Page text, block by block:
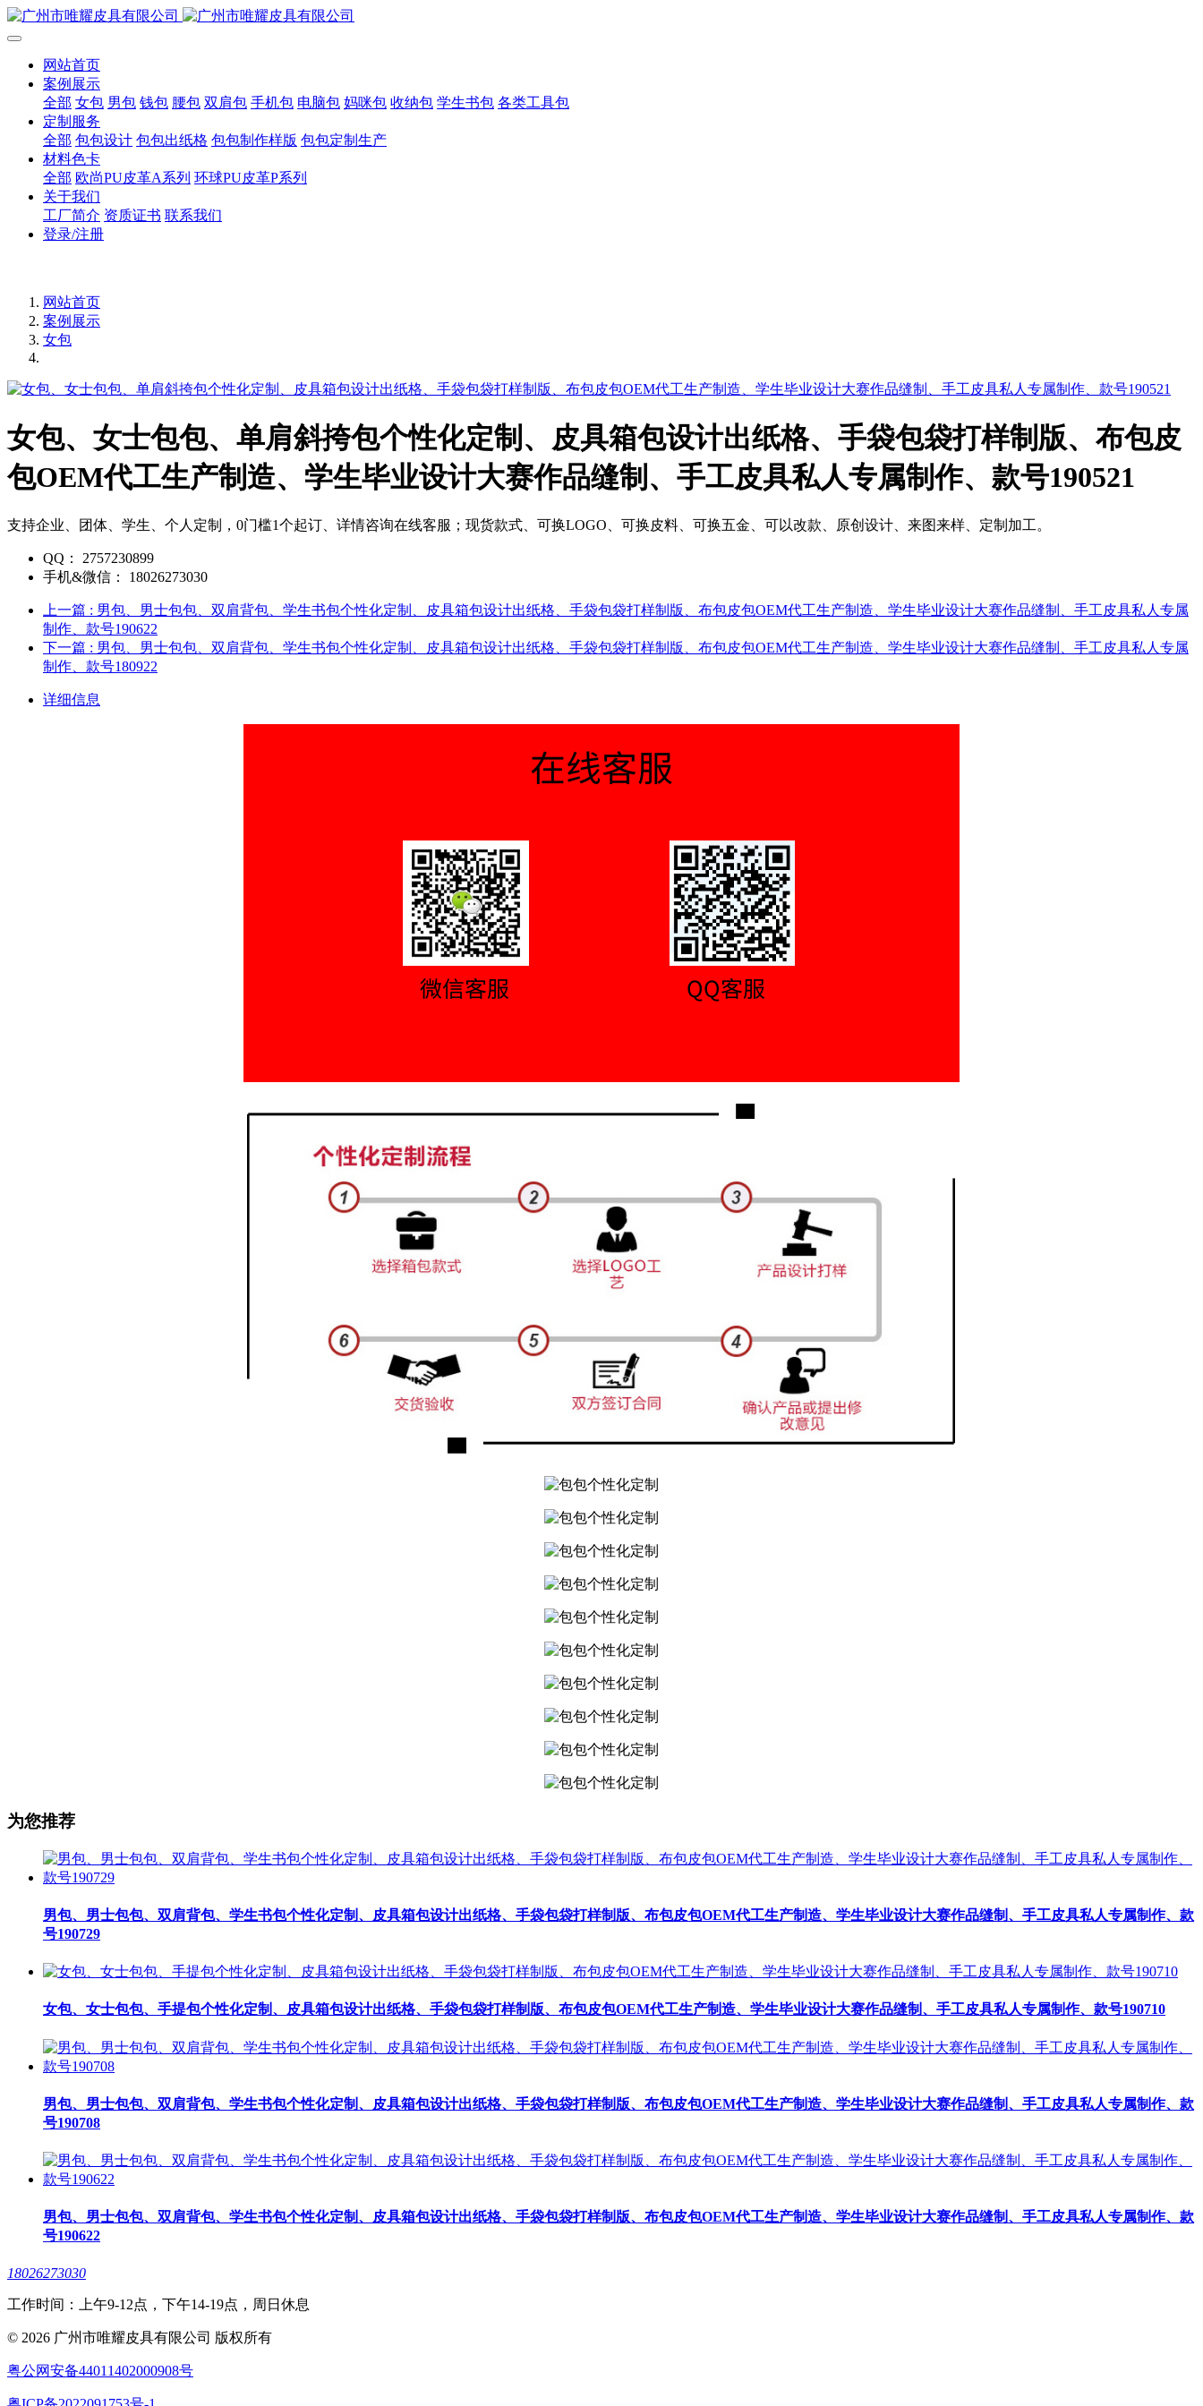
网站首页
案例展示
全部 女包 男包 钱包 腰包 双肩包 手机包 电脑包 妈咪包 收纳包 学生书包 各类工具包
定制服务
全部 包包设计 包包出纸格 包包制作样版 包包定制生产
材料色卡
全部 欧尚PU皮革A系列 环球PU皮革P系列
关于我们
工厂简介 资质证书 联系我们
登录/注册
网站首页
案例展示
女包
女包、女士包包、单肩斜挎包个性化定制、皮具箱包设计出纸格、手袋包袋打样制版、布包皮
包OEM代工生产制造、学生毕业设计大赛作品缝制、手工皮具私人专属制作、款号190521
支持企业、团体、学生、个人定制，0门槛1个起订、详情咨询在线客服；现货款式、可换LOGO、可换皮料、可换五金、可以改款、原创设计、来图来样、定制加工。
QQ：
2757230899
手机&微信：
18026273030
上一篇 : 男包、男士包包、双肩背包、学生书包个性化定制、皮具箱包设计出纸格、手袋包袋打样制版、布包皮包OEM代工生产制造、学生毕业设计大赛作品缝制、手工皮具私人专属
制作、款号190622
下一篇 : 男包、男士包包、双肩背包、学生书包个性化定制、皮具箱包设计出纸格、手袋包袋打样制版、布包皮包OEM代工生产制造、学生毕业设计大赛作品缝制、手工皮具私人专属
制作、款号180922
详细信息
为您推荐
男包、男士包包、双肩背包、学生书包个性化定制、皮具箱包设计出纸格、手袋包袋打样制版、布包皮包OEM代工生产制造、学生毕业设计大赛作品缝制、手工皮具私人专属制作、款
号190729
女包、女士包包、手提包个性化定制、皮具箱包设计出纸格、手袋包袋打样制版、布包皮包OEM代工生产制造、学生毕业设计大赛作品缝制、手工皮具私人专属制作、款号190710
男包、男士包包、双肩背包、学生书包个性化定制、皮具箱包设计出纸格、手袋包袋打样制版、布包皮包OEM代工生产制造、学生毕业设计大赛作品缝制、手工皮具私人专属制作、款
号190708
男包、男士包包、双肩背包、学生书包个性化定制、皮具箱包设计出纸格、手袋包袋打样制版、布包皮包OEM代工生产制造、学生毕业设计大赛作品缝制、手工皮具私人专属制作、款
号190622
18026273030
工作时间：上午9-12点，下午14-19点，周日休息
© 2026 广州市唯耀皮具有限公司 版权所有
粤公网安备44011402000908号